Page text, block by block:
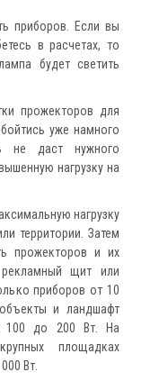
приборов. Если вы
в расчетах, то
будет светить
прожекторов для
уже намного
не даст нужного
нагрузку на
нагрузку
территории. Затем
прожекторов и их
щит или
приборов от 10
и ландшафт
100 до 200 Вт. На
площадках
Вт.